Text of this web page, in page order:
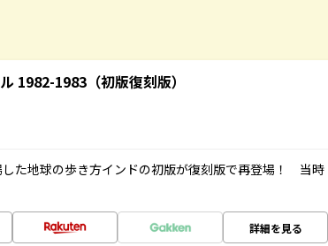
1982-1983（初版復刻版）
た地球の歩き方インドの初版が復刻版で再登場！ 当時
詳細を見る